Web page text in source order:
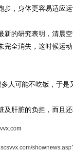
步，身体更容易适应运
新的研究表明，清晨
完全消失，这时候运动
人可能不吃饭，于是
及肝脏的负担，而且